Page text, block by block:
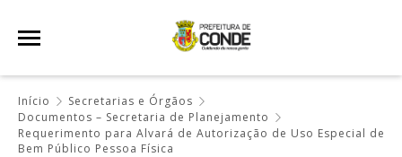
Início
Secretarias e Órgãos
Documentos – Secretaria de Planejamento
Requerimento para Alvará de Autorização de Uso Especial de
Bem Público Pessoa Física